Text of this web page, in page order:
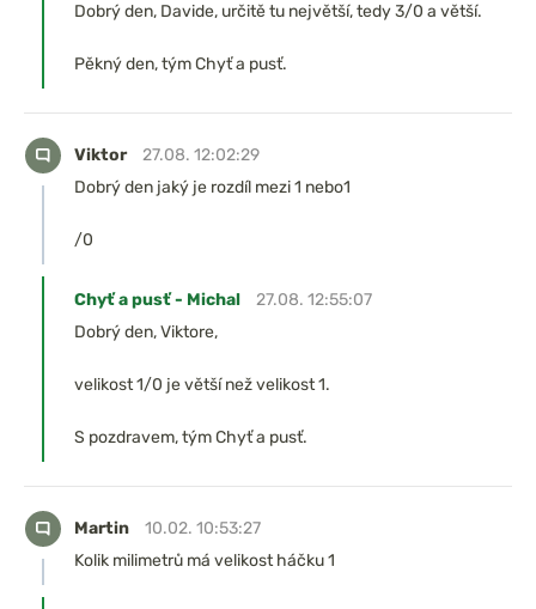
Dobrý den, Davide, určitě tu největší, tedy 3/0 a větší.
Pěkný den, tým Chyť a pusť.
Viktor
27.08. 12:02:29
Dobrý den jaký je rozdíl mezi 1 nebo1
/0
Chyť a pusť - Michal
27.08. 12:55:07
Dobrý den, Viktore,
velikost 1/0 je větší než velikost 1.
S pozdravem, tým Chyť a pusť.
Martin
10.02. 10:53:27
Kolik milimetrů má velikost háčku 1